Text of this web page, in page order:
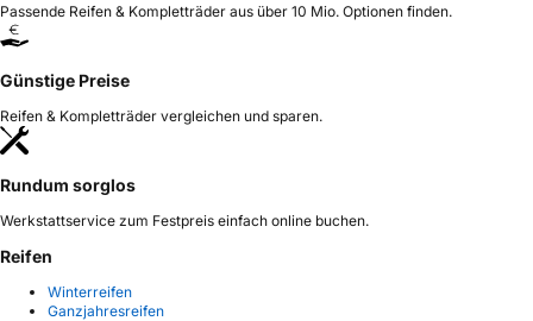
Passende Reifen & Kompletträder aus über 10 Mio. Optionen finden.
Günstige Preise
Reifen & Kompletträder vergleichen und sparen.
Rundum sorglos
Werkstattservice zum Festpreis einfach online buchen.
Reifen
Winterreifen
Ganzjahresreifen